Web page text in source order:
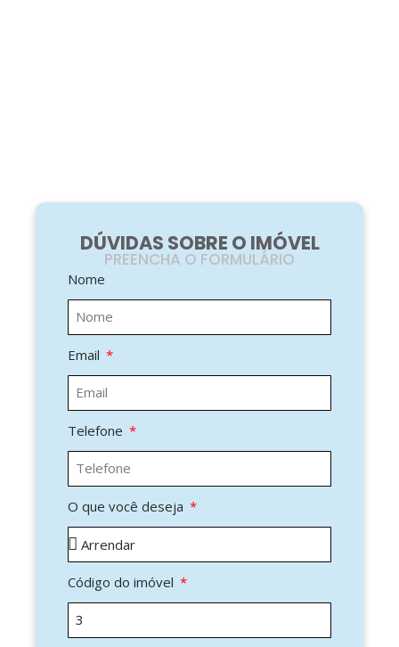
DÚVIDAS SOBRE O IMÓVEL
PREENCHA O FORMULÁRIO
Nome
Email
Telefone
O que você deseja
Código do imóvel